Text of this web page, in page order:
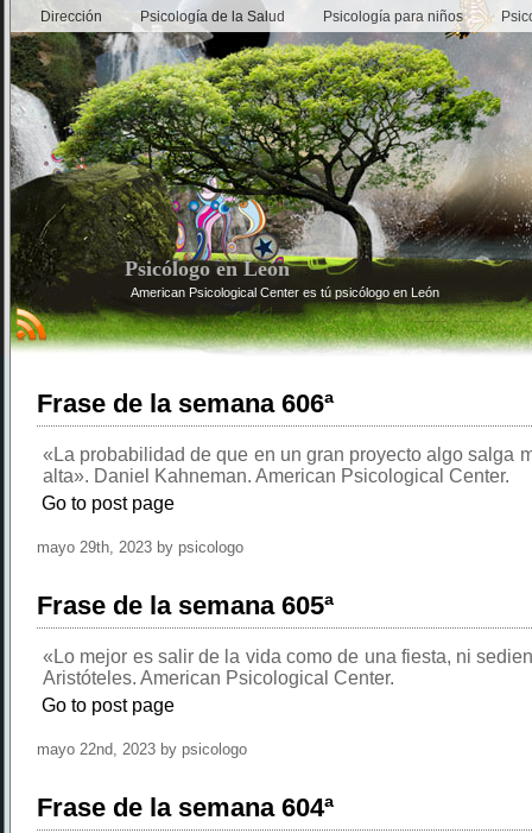
Dirección Psicología de la Salud Psicología para niños
Psicólogo en León
American Psicological Center es tú psicólogo en León
Frase de la semana 606ª
«La probabilidad de que en un gran proyecto algo salga
alta». Daniel Kahneman. American Psicological Center.
Go to post page
mayo 29th, 2023 by psicologo
Frase de la semana 605ª
«Lo mejor es salir de la vida como de una fiesta, ni
Aristóteles. American Psicological Center.
Go to post page
mayo 22nd, 2023 by psicologo
Frase de la semana 604ª